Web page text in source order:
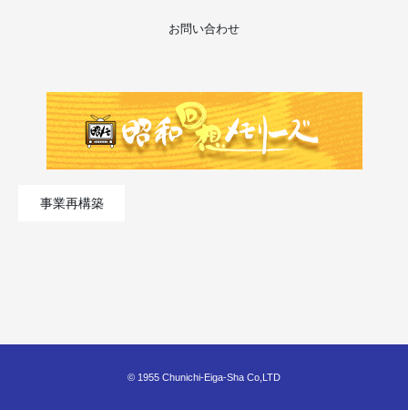
お問い合わせ
事業再構築
© 1955 Chunichi-Eiga-Sha Co,LTD